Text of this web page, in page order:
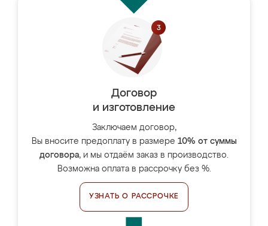
Договор
и изготовление
Заключаем договор,
Вы вносите предоплату в размере 10% от суммы
договора, и мы отдаём заказ в производство.
Возможна оплата в рассрочку без %.
УЗНАТЬ О РАССРОЧКЕ